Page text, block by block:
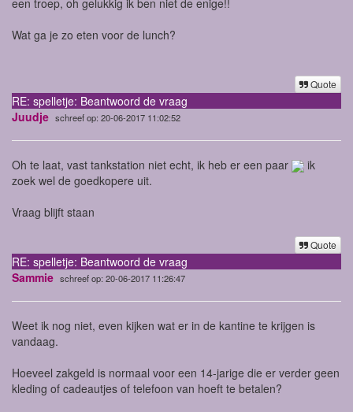
een troep, oh gelukkig ik ben niet de enige!!
Wat ga je zo eten voor de lunch?
Quote
RE: spelletje: Beantwoord de vraag
Juudje schreef op: 20-06-2017 11:02:52
Oh te laat, vast tankstation niet echt, ik heb er een paar
ik
zoek wel de goedkopere uit.
Vraag blijft staan
Quote
RE: spelletje: Beantwoord de vraag
Sammie schreef op: 20-06-2017 11:26:47
Weet ik nog niet, even kijken wat er in de kantine te krijgen is
vandaag.
Hoeveel zakgeld is normaal voor een 14-jarige die er verder geen
kleding of cadeautjes of telefoon van hoeft te betalen?